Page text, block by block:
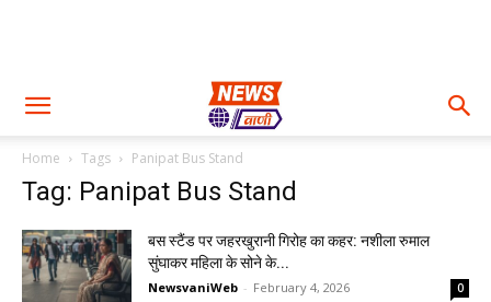
Home Tags Panipat Bus Stand
Tag: Panipat Bus Stand
बस स्टैंड पर जहरखुरानी गिरोह का कहर: नशीला रुमाल
सुंघाकर महिला के सोने के...
NewsvaniWeb - February 4, 2026 0